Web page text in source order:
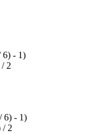
6) - 1)
/ 2
6) - 1)
/ 2